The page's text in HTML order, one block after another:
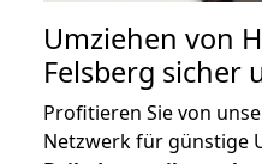
Umziehen von
Felsberg sicher
Profitieren Sie von
Netzwerk für günstige